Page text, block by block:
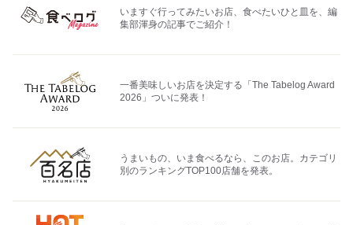
いますぐ行ってみたいお店、食べたいひと皿を、編
集部渾身の記事でご紹介！
一番美味しいお店を決定する「The Tabelog Award
2026」ついに発表！
うまいもの、いま食べるなら、このお店。カテゴリ
別のランキングTOP100店舗を発表。